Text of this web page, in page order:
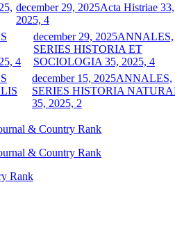
december 29, 2025Acta Histriae 33,
2025, 4
december 29, 2025ANNALES,
SERIES HISTORIA ET
SOCIOLOGIA 35, 2025, 4
december 15, 2025ANNALES,
SERIES HISTORIA
35, 2025, 2